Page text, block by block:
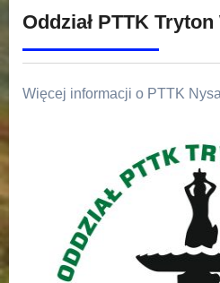
Oddział PTTK
Więcej informacji o PTTK